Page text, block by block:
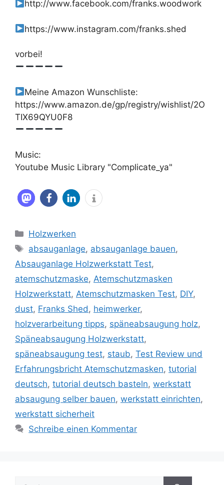
http://www.facebook.com/franks.woodwork
https://www.instagram.com/franks.shed
vorbei!
Meine Amazon Wunschliste:
https://www.amazon.de/gp/registry/wishlist/2O
TIX69QYU0F8
Music:
Youtube Music Library "Complicate_ya"
Kategorien
Holzwerken
Schlagwörter
absauganlage, absauganlage bauen,
Absauganlage Holzwerkstatt Test,
atemschutzmaske, Atemschutzmasken
Holzwerkstatt, Atemschutzmasken Test, DIY,
dust, Franks Shed , heimwerker,
holzverarbeitung tipps, späneabsaugung holz,
Späneabsaugung Holzwerkstatt,
späneabsaugung test, staub, Test Review und
Erfahrungsbricht Atemschutzmasken, tutorial
deutsch, tutorial deutsch basteln, werkstatt
absaugung selber bauen, werkstatt einrichten,
werkstatt sicherheit
Schreibe einen Kommentar